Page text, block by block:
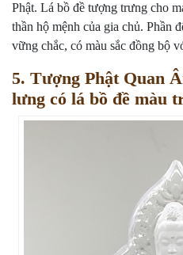
Phật. Lá bồ đề tượng trưng cho
thần hộ mệnh của gia chủ. Phần
vững chắc, có màu sắc đồng bộ
5. Tượng Phật Quan
lưng có lá bồ đề màu